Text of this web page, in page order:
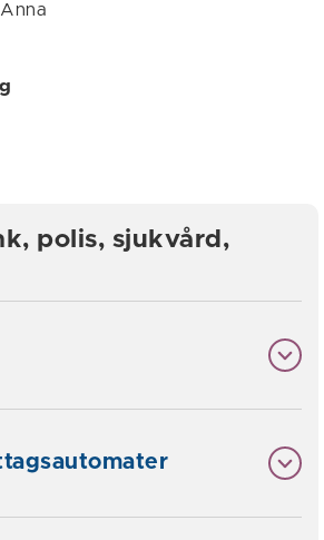
polis, sjukvård,